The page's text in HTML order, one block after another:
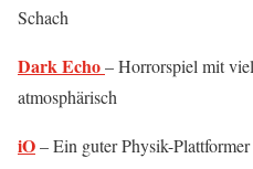
Schach
Dark Echo– Horrorspiel mit
atmosphärisch
iO– Ein guter Physik-